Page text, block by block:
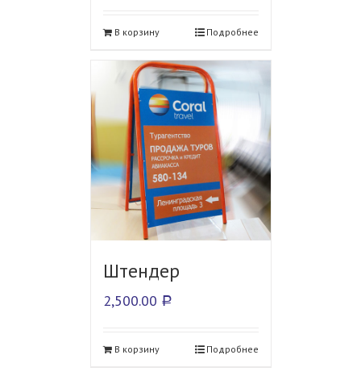
В корзину Подробнее
Штендер
2,500.00 Р
В корзину Подробнее